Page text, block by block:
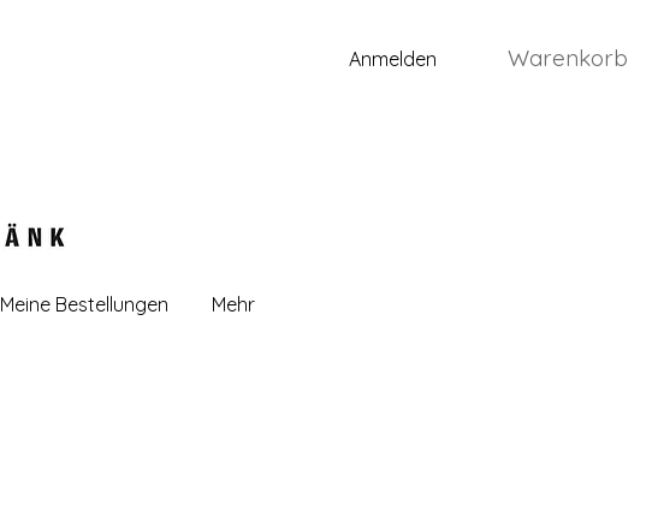
Warenkorb
Anmelden
Meine Bestellungen Mehr